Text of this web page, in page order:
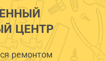
ЦЕНТР
ремонтом